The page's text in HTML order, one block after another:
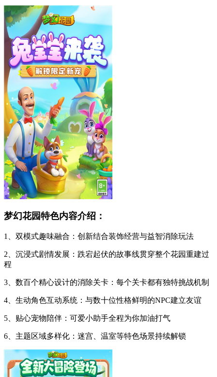
梦幻花园特色内容介绍：
1、双模式趣味融合：创新结合装饰经营与益智消除玩法
2、沉浸式剧情发展：跌宕起伏的故事线贯穿整个花园重建过
程
3、数百个精心设计的消除关卡：每个关卡都有独特挑战机制
4、生动角色互动系统：与数十位性格鲜明的NPC建立友谊
5、贴心宠物陪伴：可爱小助手全程为你加油打气
6、主题区域多样化：迷宫、温室等特色场景持续解锁